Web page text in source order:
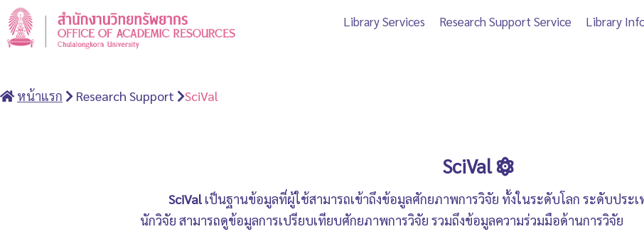
Library Services Research Support Service Library
หน้าแรก
Research Support
SciVal
SciVal
SciValเป็นฐานข้อมูลที่ผู้ใช้สามารถเข้าถึงข้อมูลศักยภาพการวิจัย ทั้งในระดับโลก ระดับประ
นักวิจัย สามารถดูข้อมูลการเปรียบเทียบศักยภาพการวิจัย รวมถึงข้อมูลความร่วมมือด้านการวิจัย